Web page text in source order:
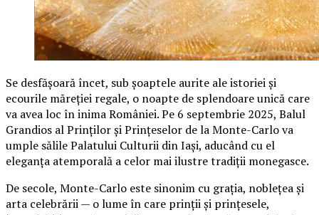
Se desfășoară încet, sub șoaptele aurite ale istoriei și
ecourile măreției regale, o noapte de splendoare unică care
va avea loc în inima României. Pe 6 septembrie 2025, Balul
Grandios al Prinților și Prințeselor de la Monte-Carlo va
umple sălile Palatului Culturii din Iași, aducând cu el
eleganța atemporală a celor mai ilustre tradiții monegasce.
De secole, Monte-Carlo este sinonim cu grația, noblețea și
arta celebrării — o lume în care prinții și prințesele,